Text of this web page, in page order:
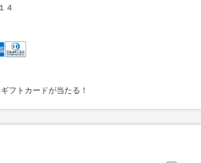
４
フトカードが当たる！